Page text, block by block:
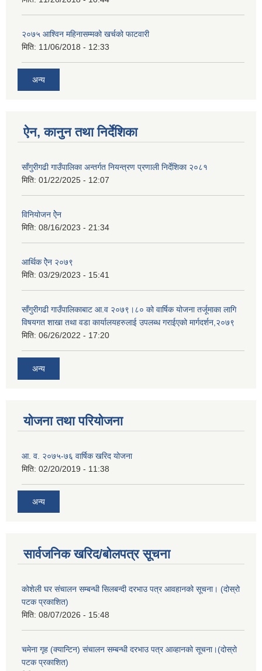
२०७५ आश्विन महिनासम्मको खर्चको फाटवारी
मिति: 11/06/2018 - 12:33
अन्य
ऐन, कानुन तथा निर्देशिका
साँगुरीगढी गाउँपालिका अन्तर्गत नियन्त्रण प्रणाली निर्देशिका २०८१
मिति: 01/22/2025 - 12:07
विनियोजन ऐेन
मिति: 08/16/2023 - 21:34
आर्थिक ऐेन २०७९
मिति: 03/29/2023 - 15:41
साँगुरीगढी गाउँपालिकाबाट आ.व २०७९।८० को वार्षिक योजना तर्जूमाका लागि
विषयगत शाखा तथा वडा कार्यालयहरुलाई उपलब्ध गराईएको मार्गदर्शन,२०७९
मिति: 06/26/2022 - 17:20
अन्य
योजना तथा परियोजना
आ. व. २०७५-७६ वार्षिक खरिद योजना
मिति: 02/20/2019 - 11:38
अन्य
सार्वजनिक खरिद/बोलपत्र सूचना
कोशेली घर संचालन सम्बन्धी सिलबन्दी दरभाउ पत्र आवहानको सूचना। (दोस्रो
पटक प्रकाशित)
मिति: 08/07/2026 - 15:48
चमेना गृह (क्यान्टिन) संचालन सम्बन्धी दरभाउ पत्र आव्हानको सूचना।(दोस्रो
पटक प्रकाशित)